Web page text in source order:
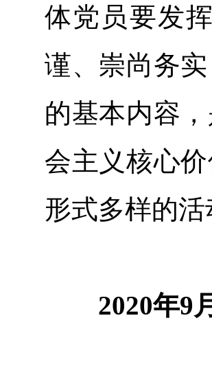
体党员要发
谨、崇尚务
的基本内容
会主义核心
形式多样的
2020年9月